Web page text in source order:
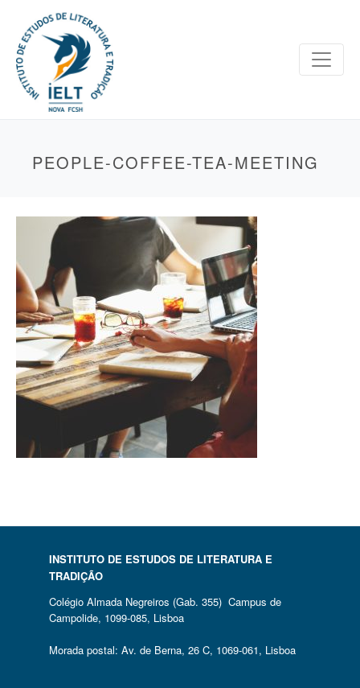
PEOPLE-COFFEE-TEA-MEETING
INSTITUTO DE ESTUDOS DE LITERATURA E
TRADIÇÃO
Colégio Almada Negreiros (Gab. 355) Campus de
Campolide, 1099-085, Lisboa
Morada postal: Av. de Berna, 26 C, 1069-061, Lisboa